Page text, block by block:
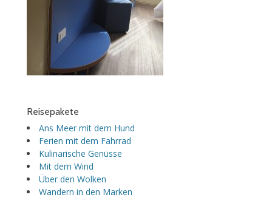
Reisepakete
Ans Meer mit dem Hund
Ferien mit dem Fahrrad
Kulinarische Genüsse
Mit dem Wind
Über den Wolken
Wandern in den Marken